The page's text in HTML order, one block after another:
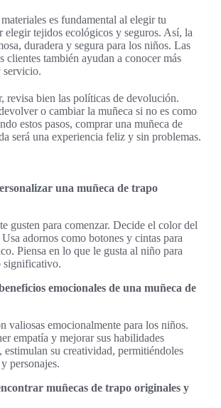
es fundamental al elegir tu
elegir tejidos ecológicos y seguros. Así, la
duradera y segura para los niños. Las
clientes también ayudan a conocer más
servicio.
revisa bien las políticas de devolución.
o cambiar la muñeca si no es como
estos pasos, comprar una muñeca de
será una experiencia feliz y sin problemas.
una muñeca de trapo
gusten para comenzar. Decide el color del
adornos como botones y cintas para
Piensa en lo que le gusta al niño para
significativo.
emocionales de una muñeca de
valiosas emocionalmente para los niños.
empatía y mejorar sus habilidades
estimulan su creatividad, permitiéndoles
personajes.
muñecas de trapo originales y